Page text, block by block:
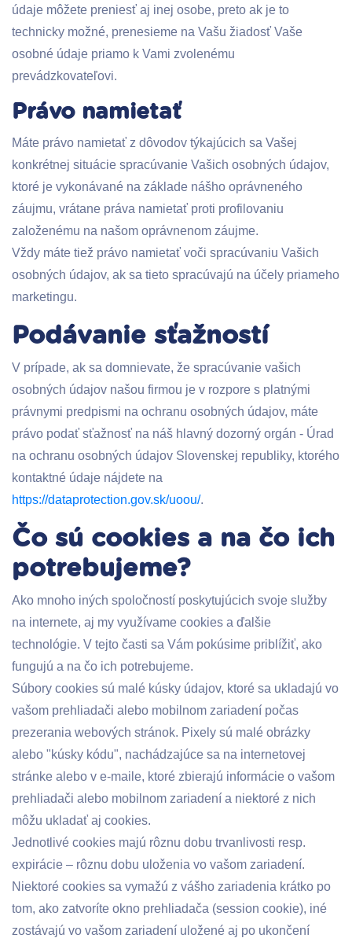
údaje môžete preniesť aj inej osobe, preto ak je to
technicky možné, prenesieme na Vašu žiadosť Vaše
osobné údaje priamo k Vami zvolenému
prevádzkovateľovi.
Právo namietať
Máte právo namietať z dôvodov týkajúcich sa Vašej
konkrétnej situácie spracúvanie Vašich osobných údajov,
ktoré je vykonávané na základe nášho oprávneného
záujmu, vrátane práva namietať proti profilovaniu
založenému na našom oprávnenom záujme.
Vždy máte tiež právo namietať voči spracúvaniu Vašich
osobných údajov, ak sa tieto spracúvajú na účely priameho
marketingu.
Podávanie sťažností
V prípade, ak sa domnievate, že spracúvanie vašich
osobných údajov našou firmou je v rozpore s platnými
právnymi predpismi na ochranu osobných údajov, máte
právo podať sťažnosť na náš hlavný dozorný orgán - Úrad
na ochranu osobných údajov Slovenskej republiky, ktorého
kontaktné údaje nájdete na
https://dataprotection.gov.sk/uoou/.
Čo sú cookies a na čo ich
potrebujeme?
Ako mnoho iných spoločností poskytujúcich svoje služby
na internete, aj my využívame cookies a ďalšie
technológie. V tejto časti sa Vám pokúsime priblížiť, ako
fungujú a na čo ich potrebujeme.
Súbory cookies sú malé kúsky údajov, ktoré sa ukladajú vo
vašom prehliadači alebo mobilnom zariadení počas
prezerania webových stránok. Pixely sú malé obrázky
alebo "kúsky kódu", nachádzajúce sa na internetovej
stránke alebo v e-maile, ktoré zbierajú informácie o vašom
prehliadači alebo mobilnom zariadení a niektoré z nich
môžu ukladať aj cookies.
Jednotlivé cookies majú rôznu dobu trvanlivosti resp.
expirácie – rôznu dobu uloženia vo vašom zariadení.
Niektoré cookies sa vymažú z vášho zariadenia krátko po
tom, ako zatvoríte okno prehliadača (session cookie), iné
zostávajú vo vašom zariadení uložené aj po ukončení